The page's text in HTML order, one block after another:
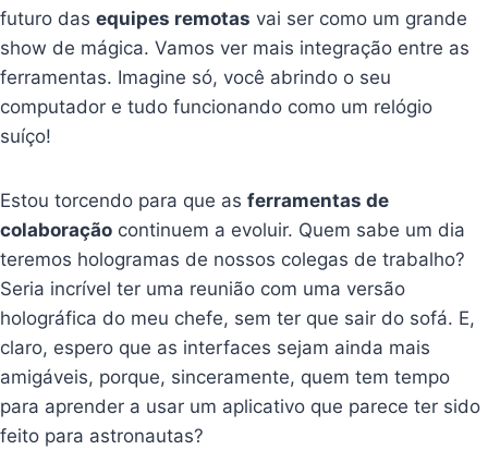
futuro dasequipes remotas vai ser como um grande
show de mágica. Vamos ver mais integração entre as
ferramentas. Imagine só, você abrindo o seu
computador e tudo funcionando como um relógio
suíço!
Estou torcendo para que asferramentas de
colaboração continuem a evoluir. Quem sabe um dia
teremos hologramas de nossos colegas de trabalho?
Seria incrível ter uma reunião com uma versão
holográfica do meu chefe, sem ter que sair do sofá. E,
claro, espero que as interfaces sejam ainda mais
amigáveis, porque, sinceramente, quem tem tempo
para aprender a usar um aplicativo que parece ter sido
feito para astronautas?